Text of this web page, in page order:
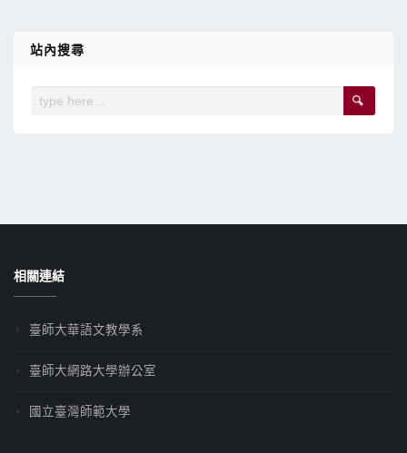
站內搜尋
相關連結
臺師大華語文教學系
臺師大網路大學辦公室
國立臺灣師範大學